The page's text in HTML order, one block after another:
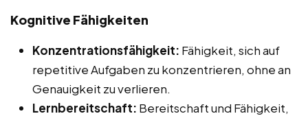
Kognitive Fähigkeiten
Konzentrationsfähigkeit: Fähigkeit, sich auf
repetitive Aufgaben zu konzentrieren, ohne an
Genauigkeit zu verlieren.
Lernbereitschaft: Bereitschaft und Fähigkeit,